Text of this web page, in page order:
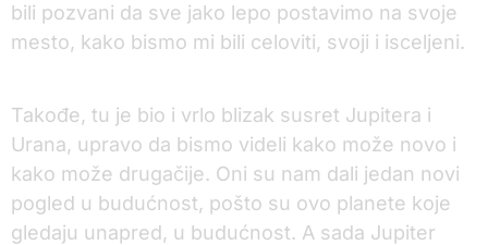
bili pozvani da sve jako lepo postavimo na svoje
mesto, kako bismo mi bili celoviti, svoji i isceljeni.
Takođe, tu je bio i vrlo blizak susret Jupitera i
Urana, upravo da bismo videli kako može novo i
kako može drugačije. Oni su nam dali jedan novi
pogled u budućnost, pošto su ovo planete koje
gledaju unapred, u budućnost. A sada Jupiter